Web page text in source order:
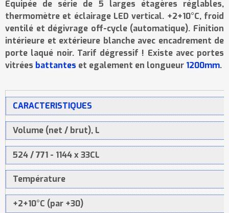
Equipée de série de 5 larges étagères réglables,
thermomètre et éclairage LED vertical. +2+10°C, froid
ventilé et dégivrage off-cycle (automatique). Finition
intérieure et extérieure blanche avec encadrement de
porte laqué noir. Tarif dégressif ! Existe avec portes
vitrées battantes et egalement en longueur 1200mm.
CARACTERISTIQUES
Volume (net / brut), L
524 / 771 - 1144 x 33CL
Température
+2+10°C (par +30)